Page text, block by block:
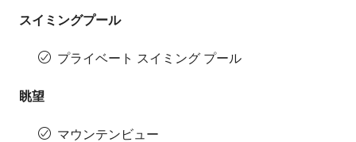
スイミングプール
プライベート スイミング プール
眺望
マウンテンビュー